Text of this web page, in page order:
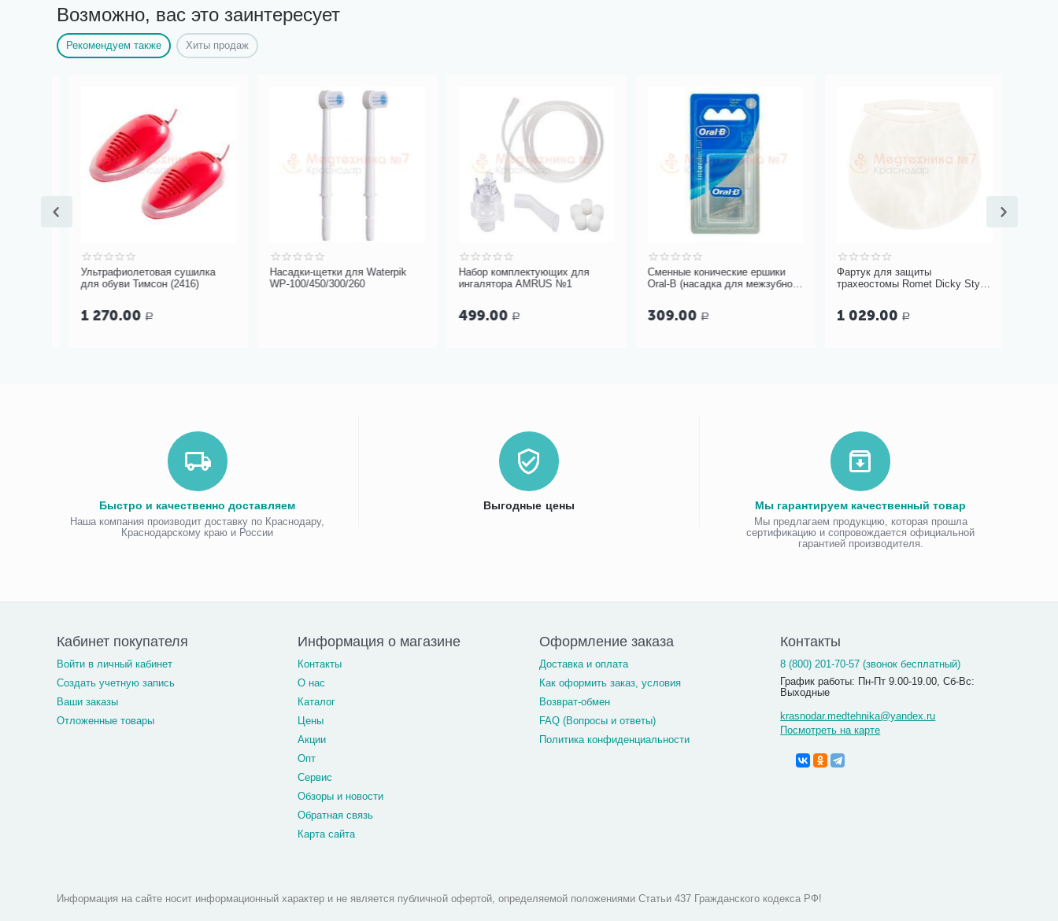
Возможно, вас это заинтересует
Рекомендуем также Хиты продаж
Ультрафиолетовая сушилка
для обуви Тимсон (2416)
1 270.00 Р
Насадки-щетки для Waterpik
WP-100/450/300/260
Набор комплектующих для
ингалятора AMRUS №1
499.00 Р
Сменные конические ершики
Oral-B (насадка для межзубной
309.00 Р
Фартук для защиты
трахеостомы Romet Dicky Style
1 029.00 Р
Быстро и качественно доставляем
Наша компания производит доставку по Краснодару,
Краснодарскому краю и России
Выгодные цены Мы гарантируем качественный товар
Мы предлагаем продукцию, которая прошла
сертификацию и сопровождается официальной
гарантией производителя.
Кабинет покупателя
Войти в личный кабинет
Создать учетную запись
Ваши заказы
Отложенные товары
Информация о магазине
Контакты
О нас
Каталог
Цены
Акции
Опт
Сервис
Обзоры и новости
Обратная связь
Карта сайта
Оформление заказа
Доставка и оплата
Как оформить заказ, условия
Возврат-обмен
FAQ (Вопросы и ответы)
Политика конфиденциальности
Контакты
8 (800) 201-70-57 (звонок бесплатный)
График работы: Пн-Пт 9.00-19.00, Сб-Вс:
Выходные
krasnodar.medtehnika@yandex.ru
Посмотреть на карте
Информация на сайте носит информационный характер и не является публичной офертой, определяемой положениями Статьи 437 Гражданского кодекса РФ!